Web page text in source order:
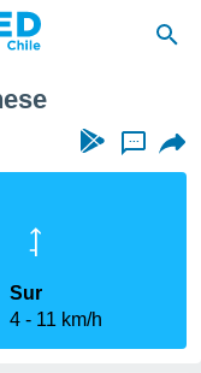
...
Sur
4
11 km/h